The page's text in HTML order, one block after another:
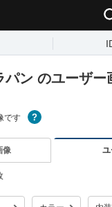
パン のユーザー
です
像